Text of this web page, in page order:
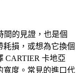
間的見證，也是個
耗損，或想為它換個
CARTIER 卡地亞
寬度。常見的進口代